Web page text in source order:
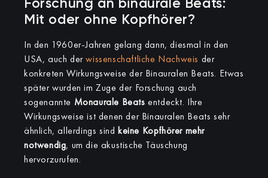
Forschung an binaurale Beats:
Mit oder ohne Kopfhörer?
In den 1960er-Jahren gelang dann, diesmal in den
USA, auch derwissenschaftliche Nachweis der
konkreten Wirkungsweise der Binauralen Beats. Etwas
später wurden im Zuge der Forschung auch
sogenannte Monaurale Beats entdeckt. Ihre
Wirkungsweise ist denen der Binauralen Beats sehr
ähnlich, allerdings sind keine Kopfhörer mehr
notwendig, um die akustische Täuschung
hervorzurufen.